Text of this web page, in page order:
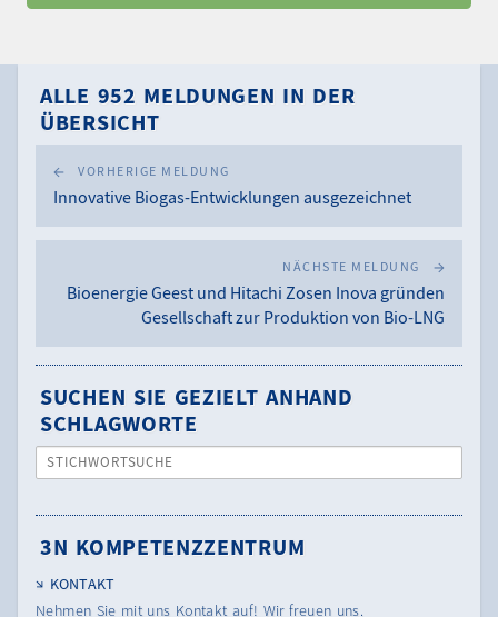
ALLE 952 MELDUNGEN IN DER
ÜBERSICHT
VORHERIGE MELDUNG
Innovative Biogas-Entwicklungen ausgezeichnet
NÄCHSTE MELDUNG
Bioenergie Geest und Hitachi Zosen Inova gründen
Gesellschaft zur Produktion von Bio-LNG
SUCHEN SIE GEZIELT ANHAND
SCHLAGWORTE
STICHWORTSUCHE
3N KOMPETENZZENTRUM
KONTAKT
Nehmen Sie mit uns Kontakt auf! Wir freuen uns.